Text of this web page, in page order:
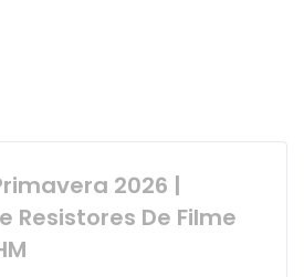
2026 |
Resistores De Filme